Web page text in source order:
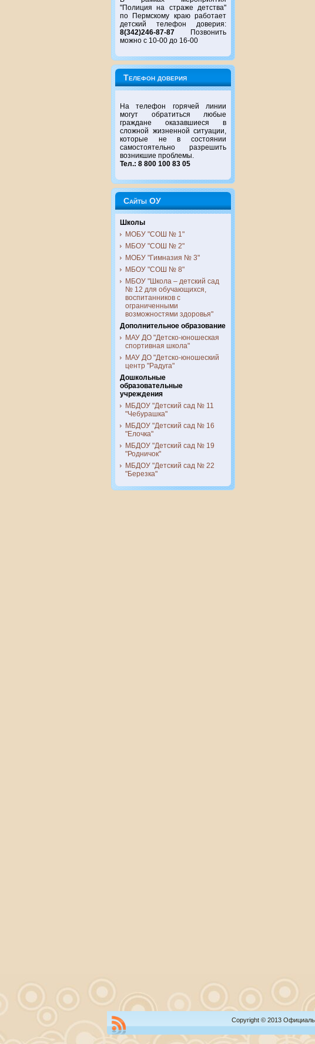
"Полиция на страже детства"
по Пермскому краю работает
детский телефон доверия:
8(342)246-87-87 Позвонить
можно с 10-00 до 16-00
Телефон доверия
На телефон горячей линии
могут обратиться любые
граждане оказавшиеся в
сложной жизненной ситуации,
которые не в состоянии
самостоятельно разрешить
возникшие проблемы.
Тел.: 8 800 100 83 05
Сайты ОУ
Школы
МОБУ "СОШ № 1"
МБОУ "СОШ № 2"
МОБУ "Гимназия № 3"
МБОУ "СОШ № 8"
МБОУ "Школа – детский сад
№ 12 для обучающихся,
воспитанников с
ограниченными
возможностями здоровья"
Дополнительное образование
МАУ ДО "Детско-юношеская
спортивная школа"
МАУ ДО "Детско-юношеский
центр "Радуга"
Дошкольные
образовательные
учреждения
МБДОУ "Детский сад № 11
"Чебурашка"
МБДОУ "Детский сад № 16
"Елочка"
МБДОУ "Детский сад № 19
"Родничок"
МБДОУ "Детский сад № 22
"Березка"
Copyright © 2013